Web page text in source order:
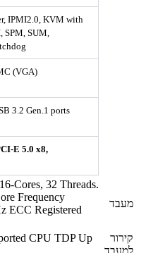
IPMI2.0, KVM with
SUM,
(VGA)
3.2 Gen.1 ports
E 5.0 x8,
מעבד
Cores, 32 Threads.
Frequency
ECC Registered
קירור
למעבד
CPU TDP Up